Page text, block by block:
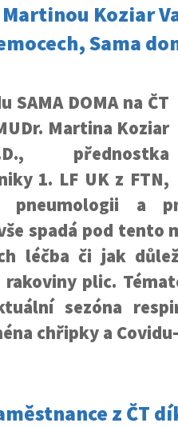
Koziar
Sama
DOMA na ČT
Martina Koziar
přednostka
1. LF UK z FTN,
a
spadá pod tento
léčba či jak
plic.
sezóna
chřipky a
z ČT